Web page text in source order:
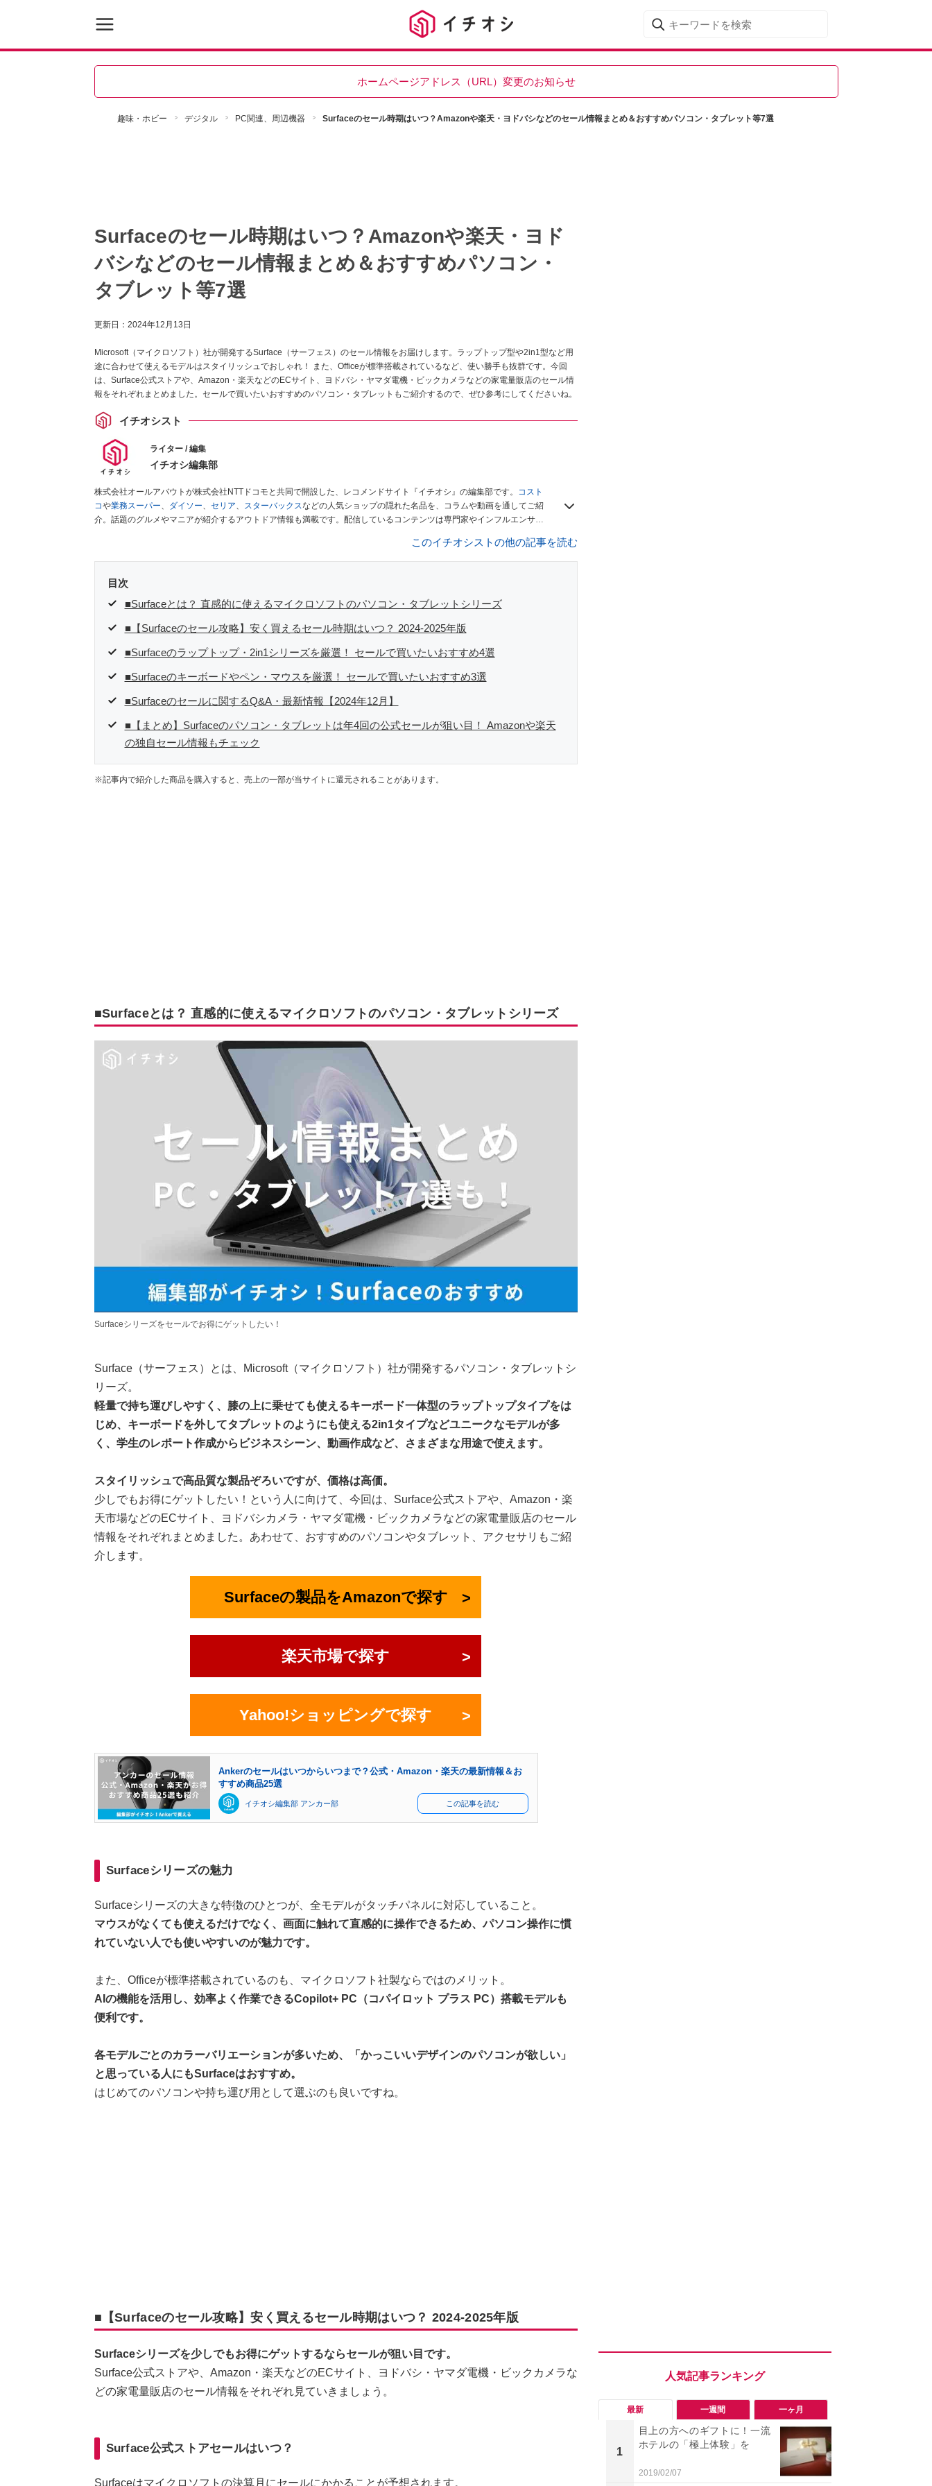
ホームページアドレス（URL）変更のお知らせ
趣味・ホビー デジタル PC関連、周辺機器 Surfaceのセール時期はいつ？Amazonや楽天・ヨドバシなどのセール情報まとめ＆おすすめパソコン・タブレット等7選
Surfaceのセール時期はいつ？Amazonや楽天・ヨド
バシなどのセール情報まとめ＆おすすめパソコン・
タブレット等7選
更新日： 2024年12月13日
Microsoft（マイクロソフト）社が開発するSurface（サーフェス）のセール情報をお届けします。ラップトップ型や2in1型など用
途に合わせて使えるモデルはスタイリッシュでおしゃれ！ また、Officeが標準搭載されているなど、使い勝手も抜群です。今回
は、Surface公式ストアや、Amazon・楽天などのECサイト、ヨドバシ・ヤマダ電機・ビックカメラなどの家電量販店のセール情
報をそれぞれまとめました。セールで買いたいおすすめのパソコン・タブレットもご紹介するので、ぜひ参考にしてくださいね。
イチオシスト
ライター / 編集
イチオシ編集部
株式会社オールアバウトが株式会社NTTドコモと共同で開設した、レコメンドサイト『イチオシ』の編集部です。
コスト
コや業務スーパー、 ダイソー、 セリア、 スターバックスなどの人気ショップの隠れた名品を、コラムや動画を通してご紹
介。話題のグルメやマニアが紹介するアウトドア情報も満載です。配信しているコンテンツは専門家やインフルエンサー
このイチオシストの他の記事を読む
目次
■Surfaceとは？ 直感的に使えるマイクロソフトのパソコン・タブレットシリーズ
■【Surfaceのセール攻略】安く買えるセール時期はいつ？ 2024-2025年版
■Surfaceのラップトップ・2in1シリーズを厳選！ セールで買いたいおすすめ4選
■Surfaceのキーボードやペン・マウスを厳選！ セールで買いたいおすすめ3選
■Surfaceのセールに関するQ&A・最新情報【2024年12月】
■【まとめ】Surfaceのパソコン・タブレットは年4回の公式セールが狙い目！ Amazonや楽天
の独自セール情報もチェック
※記事内で紹介した商品を購入すると、売上の一部が当サイトに還元されることがあります。
■Surfaceとは？ 直感的に使えるマイクロソフトのパソコン・タブレットシリーズ
Surfaceシリーズをセールでお得にゲットしたい！
Surface（サーフェス）とは、Microsoft（マイクロソフト）社が開発するパソコン・タブレットシ
リーズ。
軽量で持ち運びしやすく、膝の上に乗せても使えるキーボード一体型のラップトップタイプをは
じめ、キーボードを外してタブレットのようにも使える2in1タイプなどユニークなモデルが多
く、学生のレポート作成からビジネスシーン、動画作成など、さまざまな用途で使えます。
スタイリッシュで高品質な製品ぞろいですが、価格は高価。
少しでもお得にゲットしたい！という人に向けて、今回は、Surface公式ストアや、Amazon・楽
天市場などのECサイト、ヨドバシカメラ・ヤマダ電機・ビックカメラなどの家電量販店のセール
情報をそれぞれまとめました。あわせて、おすすめのパソコンやタブレット、アクセサリもご紹
介します。
Surfaceの製品をAmazonで探す
楽天市場で探す
Yahoo!ショッピングで探す
Ankerのセールはいつからいつまで？公式・Amazon・楽天の最新情報＆お
すすめ商品25選
イチオシ編集部 アンカー部 この記事を読む
Surfaceシリーズの魅力
Surfaceシリーズの大きな特徴のひとつが、全モデルがタッチパネルに対応していること。
マウスがなくても使えるだけでなく、画面に触れて直感的に操作できるため、パソコン操作に慣
れていない人でも使いやすいのが魅力です。
また、Officeが標準搭載されているのも、マイクロソフト社製ならではのメリット。
AIの機能を活用し、効率よく作業できるCopilot+ PC（コパイロット プラス PC）搭載モデルも
便利です。
各モデルごとのカラーバリエーションが多いため、「かっこいいデザインのパソコンが欲しい」
と思っている人にもSurfaceはおすすめ。
はじめてのパソコンや持ち運び用として選ぶのも良いですね。
■【Surfaceのセール攻略】安く買えるセール時期はいつ？ 2024-2025年版
Surfaceシリーズを少しでもお得にゲットするならセールが狙い目です。
Surface公式ストアや、Amazon・楽天などのECサイト、ヨドバシ・ヤマダ電機・ビックカメラな
どの家電量販店のセール情報をそれぞれ見ていきましょう。
Surface公式ストアセールはいつ？
Surfaceはマイクロソフトの決算月にセールにかかることが予想されます。
最新 一週間 一ヶ月
1
目上の方へのギフトに！一流
ホテルの「極上体験」を
2019/02/07